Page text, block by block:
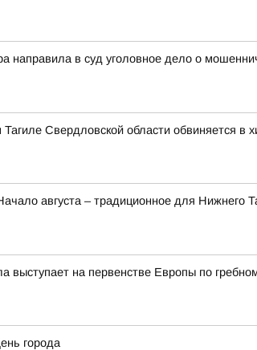
направила в суд уголовное дело о
Свердловской области обвиняется в
августа – традиционное для Нижнего
выступает на первенстве Европы по
города